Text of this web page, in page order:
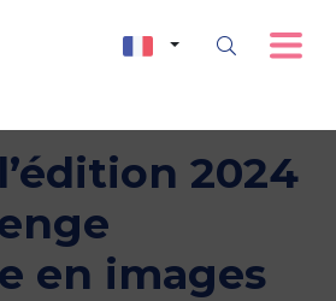
2024
en images